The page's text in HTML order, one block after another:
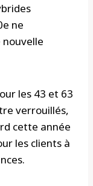
ne
les 43 et 63
verrouillés,
cette année
les clients à